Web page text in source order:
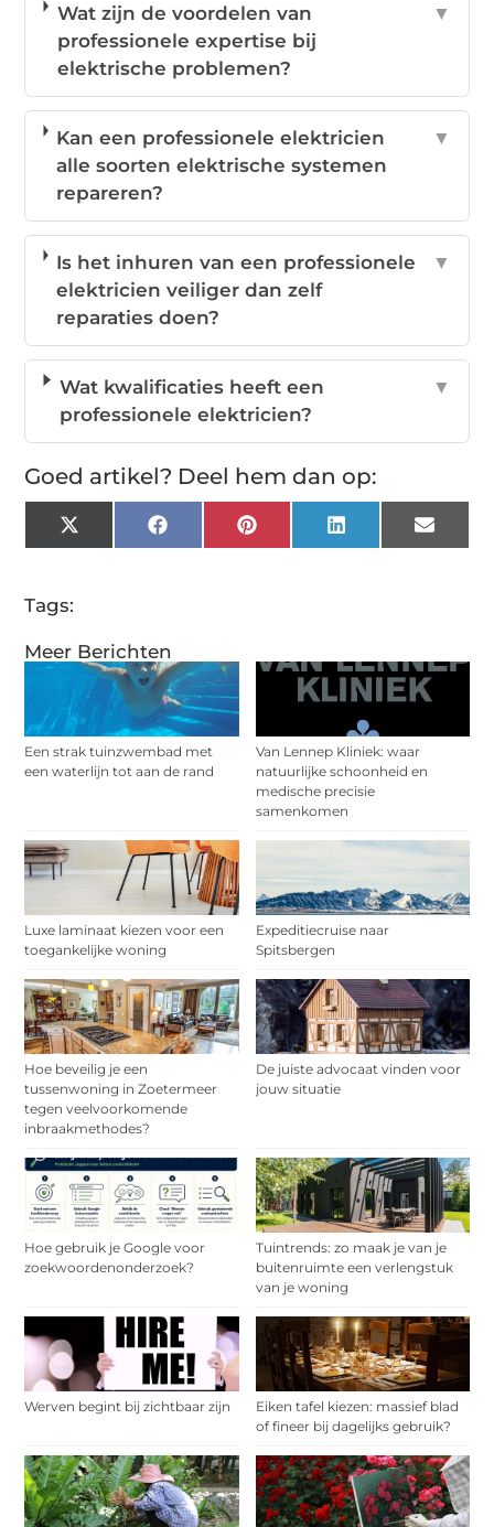
Meer Berichten
Een strak tuinzwembad met
een waterlijn tot aan de rand
Van Lennep Kliniek: waar
natuurlijke schoonheid en
medische precisie
samenkomen
Luxe laminaat kiezen voor een
toegankelijke woning
Expeditiecruise naar
Spitsbergen
Hoe beveilig je een
tussenwoning in Zoetermeer
tegen veelvoorkomende
inbraakmethodes?
De juiste advocaat vinden voor
jouw situatie
Hoe gebruik je Google voor
zoekwoordenonderzoek?
Tuintrends: zo maak je van je
buitenruimte een verlengstuk
van je woning
Werven begint bij zichtbaar zijn
Eiken tafel kiezen: massief blad
of fineer bij dagelijks gebruik?
Wat zijn de voordelen van
professionele expertise bij
elektrische problemen?
▼
Kan een professionele elektricien
alle soorten elektrische systemen
repareren?
▼
Is het inhuren van een professionele
elektricien veiliger dan zelf
reparaties doen?
▼
Wat kwalificaties heeft een
professionele elektricien?
▼
Goed artikel? Deel hem dan op:
X
(Twitter)
FacebookPinterestLinkedInEmail
Tags: